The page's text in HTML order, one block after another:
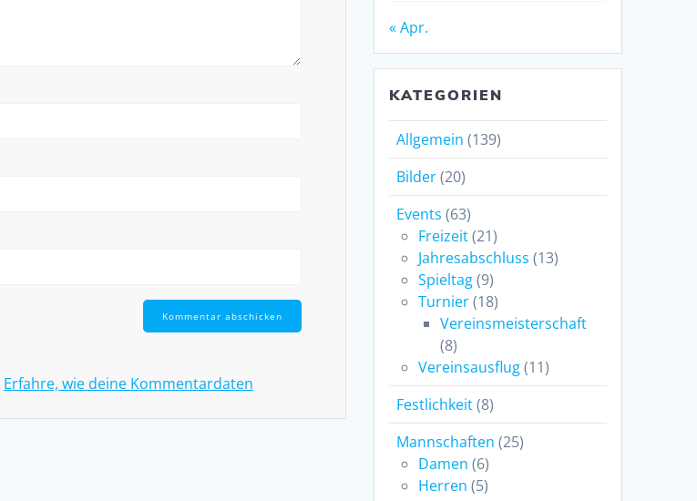
Erfahre, wie deine Kommentardaten
« Apr.
KATEGORIEN
Allgemein (139)
Bilder(20)
Events (63)
Freizeit(21)
Jahresabschluss (13)
Spieltag(9)
Turnier(18)
Vereinsmeisterschaft
(8)
Vereinsausflug(11)
Festlichkeit(8)
Mannschaften (25)
Damen (6)
Herren (5)